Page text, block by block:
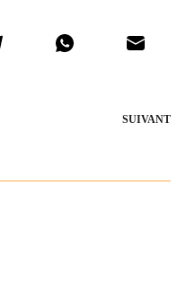
SUIVANT